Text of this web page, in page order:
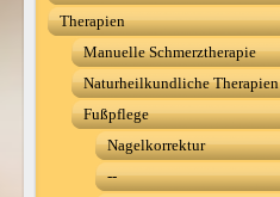
Therapien
Manuelle Schmerztherapie
Naturheilkundliche Therapien
Fußpflege
Nagelkorrektur
--